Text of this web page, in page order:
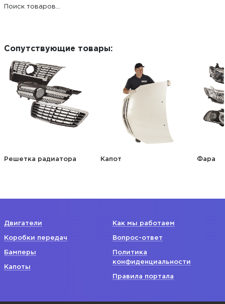
Поиск товаров...
Сопутствующие товары:
Решетка радиатора Капот Фара
Двигатели
Коробки передач
Бамперы
Капоты
Как мы работаем
Вопрос-ответ
Политика
конфиденциальности
Правила портала